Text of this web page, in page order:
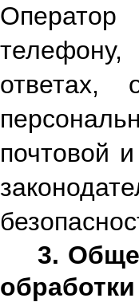
ответах,
почтовой
3.